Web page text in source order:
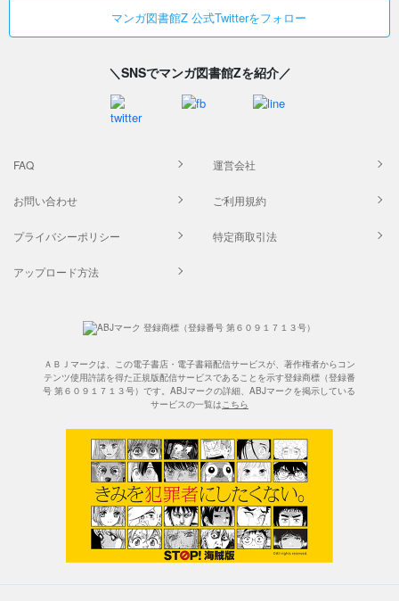
マンガ図書館Z 公式Twitterをフォロー
＼SNSでマンガ図書館Zを紹介／
FAQ 運営会社
お問い合わせ ご利用規約
プライバシーポリシー 特定商取引法
アップロード方法
ＡＢＪマークは、この電子書店・電子書籍配信サービスが、著作権者からコン
テンツ使用許諾を得た正規版配信サービスであることを示す登録商標（登録番
号 第６０９１７１３号）です。ABJマークの詳細、ABJマークを掲示している
サービスの一覧はこちら